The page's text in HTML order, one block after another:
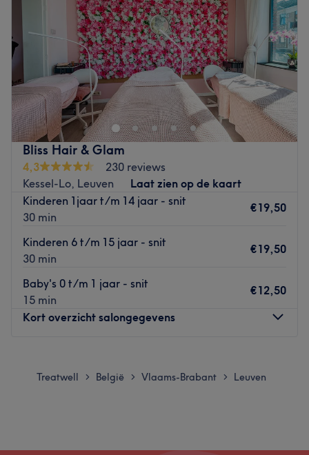
11:00
20:00
Zaterdag
09:00
Zondag
Gesloten
Gala de Luxe beauty & hair is gelegen in hartje Leuven.
Eigenaresse Galina is een haarstyliste met jarenlange
ervaring in de schoonheidswereld. De sleutelwoorden van
dit salon zijn: hygiëne en klantvriendelijkheid. Bij Gala de
Luxe beauty & hair word jij als een echte VIP behandeld.
Je kunt hier niet alleen terecht voor je haar maar tevens
voor manicure, pedicure, gelaatsverzorging, ontharing en
permanente make-up. Het concept is uniek – met één
afspraak kun je je van kop tot teen laten verwennen door
één en dezelfde specialiste. Zo bespaar je kostbare tijd!
Go to venue
Bliss Hair & Glam
4,3
230 reviews
Kessel-Lo, Leuven
Laat zien op de kaart
Kinderen 1jaar t/m 14 jaar - snit
30 min
€19,50
Kinderen 6 t/m 15 jaar - snit
30 min
€19,50
Baby's 0 t/m 1 jaar - snit
15 min
€12,50
Kort overzicht salongegevens
Dinsdag
09:00–
Treatwell > België > Vlaams-Brabant > Leuven